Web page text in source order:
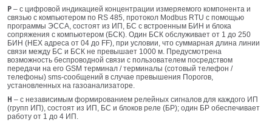
Р – с цифровой индикацией концентрации измеряемого компонента и
связью с компьютером по RS 485, протокол Modbus RTU с помощью
программы ЭССА, состоят из ИП, БС с встроенным БИН и блока
сопряжения с компьютером (БСК). Один БСК обслуживает от 1 до 250
БИН (HEX адреса от 04 до FF), при условии, что суммарная длина линии
связи между БС и БСК не превышает 1000 м. Предусмотрена
возможность беспроводной связи с пользователем посредством
передачи на его GSM терминал / терминалы (сотовый телефон /
телефоны) sms-сообщений в случае превышения Порогов,
установленных на газоанализаторе.
Н – с независимым формированием релейных сигналов для каждого ИП
(групп ИП), состоят из ИП, БС и блоков реле (БР); один БР обеспечивает
работу от 1 до 4 ИП.